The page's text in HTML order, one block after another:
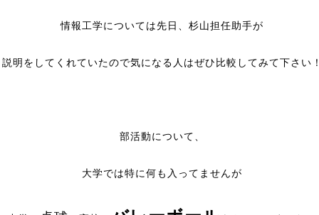
情報工学については先日、杉山担任助手が
説明をしてくれていたので気になる人はぜひ比較してみて下さい
部活動について、
大学では特に何も入ってませんが